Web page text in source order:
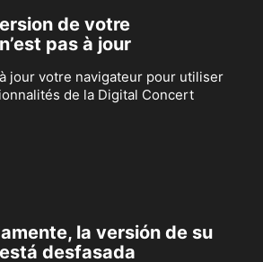
de votre
pas à jour
jour votre navigateur pour utiliser
de la Digital Concert
la versión de su
desfasada